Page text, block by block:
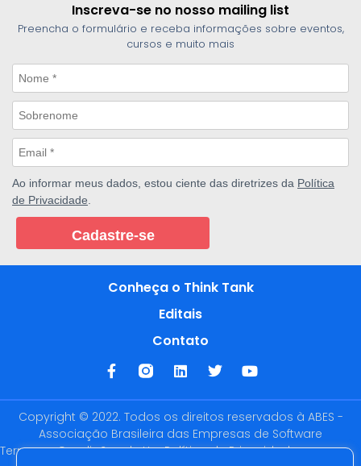
Inscreva-se no nosso mailing list
Preencha o formulário e receba informações sobre eventos,
cursos e muito mais
Ao informar meus dados, estou ciente das diretrizes da Política
de Privacidade
Cadastre-se
Conheça o Think Tank
Editais
Contato
Copyright © 2022. Todos os direitos reservados à ABES -
Associação Brasileira das Empresas de Software
Termos e Condições de UsoPolítica de Privacidade